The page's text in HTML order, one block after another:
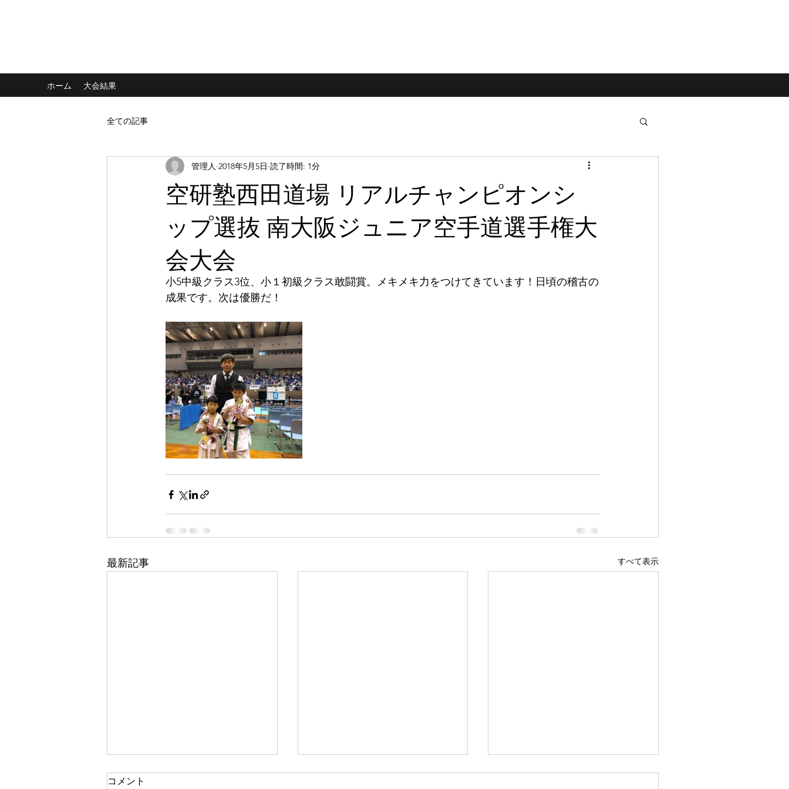
ホーム 大会結果
全ての記事
空研塾西田道場 リアルチャンピオンシ
ップ選抜 南大阪ジュニア空手道選手権大
会大会
管理人 2018年5月5日 読了時間: 1分
小5中級クラス3位、小１初級クラス敢闘賞。メキメキ力をつけてきています！日頃の稽古の
成果です。次は優勝だ！
最新記事 すべて表示
コメント